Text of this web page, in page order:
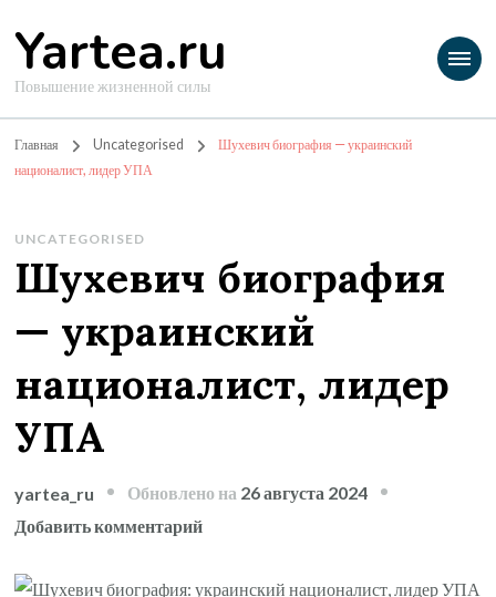
Yartea.ru
Повышение жизненной силы
Главная Uncategorised
Шухевич биография — украинский
националист, лидер УПА
UNCATEGORISED
Шухевич биография
— украинский
националист, лидер
УПА
yartea_ru Обновлено на 26 августа 2024
Добавить комментарийк
Шухевич